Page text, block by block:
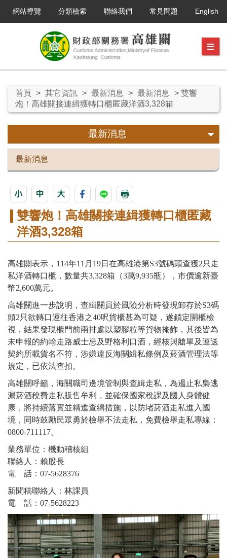
網站導覽 分類檢索 聯絡我們 常見問題 English
首頁 > 其它資訊 > 最新消息 > 最新消息
> 雙響
炮！高雄關接連緝獲轉口櫃匿藏洋酒3,328箱
最新消息
最新消息
雙響炮！高雄關接連緝獲轉口櫃匿藏
洋酒3,328箱
高雄關表示，114年11月19日在高雄港第S3號碼頭查獲2只走
私洋酒轉口櫃，數量共3,328箱（3萬9,935瓶），市價逾新臺
幣2,600萬元。
高雄關進一步說明，查緝關員於風險分析時發現卸存於S3碼
頭2只欲轉口運往香港之40呎貨櫃甚為可疑，遂鎖定開櫃檢
視，結果發現櫃門前兩排處以塑膠粒等貨物掩飾，其後皆為
未申報的約翰走路威士忌及野格利口酒，經核與艙單及運送
契約所載貨名不符，涉嫌違反海關緝私條例及菸酒管理法等
規定，已依法查扣。
高雄關呼籲，海關職司邊境管制與查緝走私，為遏止私梟逃
漏菸酒稅費走私販售牟利，並確保國家稅課及國人身體健
康，將持續落實並精進查緝措施，以防堵菸酒走私進入國
境，同時鼓勵民眾勇於檢舉不法走私，免費檢舉走私專線：
0800-711117。
業務單位：機動稽核組
聯絡人：賴股長
電 話：07-5628376
新聞稿聯絡人：林課員
電 話：07-5628223